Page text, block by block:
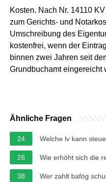
Kosten. Nach Nr. 14110
zum Gerichts- und
Umschreibung des
kostenfrei, wenn der
binnen zwei Jahren seit
Grundbuchamt eingereicht
Ähnliche Fragen
24 Welche lv kann
26 Wie erhöht sich die
38 Wer zahlt bafög